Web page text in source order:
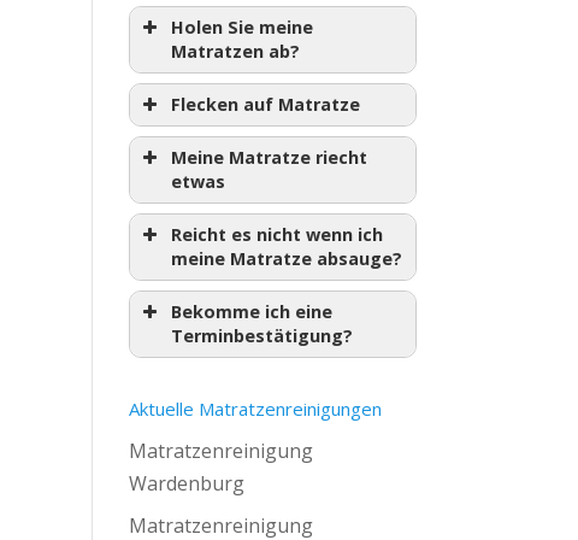
Holen Sie meine
Matratzen ab?
Flecken auf Matratze
Meine Matratze riecht
etwas
Reicht es nicht wenn ich
meine Matratze absauge?
Bekomme ich eine
Terminbestätigung?
Aktuelle Matratzenreinigungen
Matratzenreinigung
Wardenburg
Matratzenreinigung